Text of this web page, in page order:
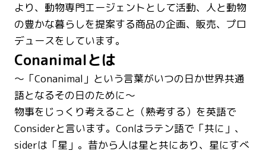
より、動物専門エージェントとして活動、人と動物
の豊かな暮らしを提案する商品の企画、販売、プロ
デュースをしています。
Conanimalとは
〜「Conanimal」という言葉がいつの日か世界共通
語となるその日のために〜
物事をじっくり考えること（熟考する）を英語で
Considerと言います。Conはラテン語で「共に」、
siderは「星」。昔から人は星と共にあり、星にすべ